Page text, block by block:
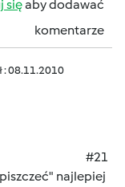
sięaby dodawać
komentarze
: 08.11.2010
#21
najlepiej